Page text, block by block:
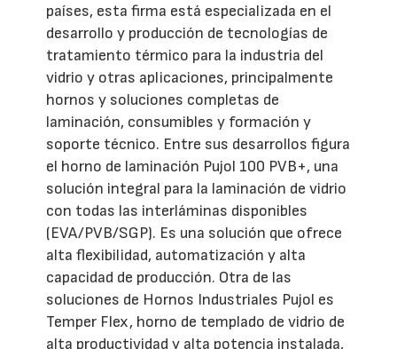
países, esta firma está especializada en el
desarrollo y producción de tecnologías de
tratamiento térmico para la industria del
vidrio y otras aplicaciones, principalmente
hornos y soluciones completas de
laminación, consumibles y formación y
soporte técnico. Entre sus desarrollos figura
el horno de laminación Pujol 100 PVB+, una
solución integral para la laminación de vidrio
con todas las interláminas disponibles
(EVA/PVB/SGP). Es una solución que ofrece
alta flexibilidad, automatización y alta
capacidad de producción. Otra de las
soluciones de Hornos Industriales Pujol es
Temper Flex, horno de templado de vidrio de
alta productividad y alta potencia instalada,